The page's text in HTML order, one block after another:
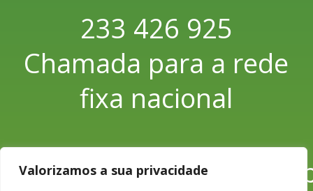
Valorizamos a sua privacidade
233 426 925
Chamada para a rede
fixa nacional